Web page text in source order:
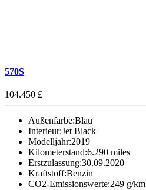
570S
104.450 £
Außenfarbe:Blau
Interieur:Jet Black
Modelljahr:2019
Kilometerstand:6.290 miles
Erstzulassung:30.09.2020
Kraftstoff:Benzin
CO2-Emissionswerte:249 g/km